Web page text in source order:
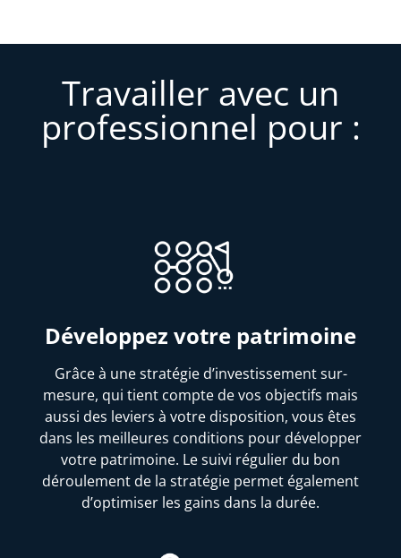
Travailler avec un
professionnel pour :
Développez votre patrimoine
Grâce à une stratégie d’investissement sur-
mesure, qui tient compte de vos objectifs mais
aussi des leviers à votre disposition, vous êtes
dans les meilleures conditions pour développer
votre patrimoine. Le suivi régulier du bon
déroulement de la stratégie permet également
d’optimiser les gains dans la durée.